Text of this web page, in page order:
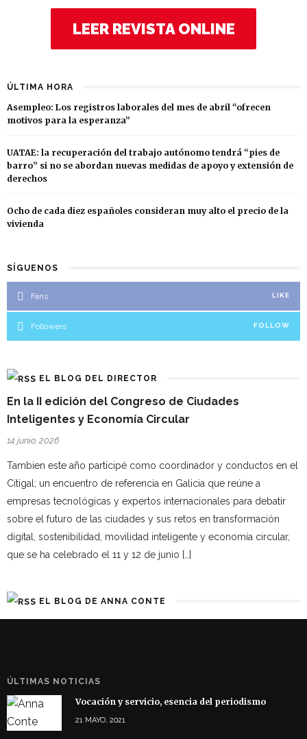
LEER REVISTA ONLINE
ÚLTIMA HORA
Asempleo: Los registros laborales del mes de abril “ofrecen
motivos para la esperanza”
UATAE: la recuperación del trabajo autónomo tendrá “pies de
barro” si no se abordan nuevas medidas de apoyo y extensión de
derechos
Ocho de cada diez españoles consideran muy alto el precio de la
vivienda
SÍGUENOS
Fans LIKE
Followers FOLLOW
EL BLOG DEL DIRECTOR
En la II edición del Congreso de Ciudades
Inteligentes y Economía Circular
14 junio, 2026
Tambien este año participé como coordinador y conductos en el
Citigal; un encuentro de referencia en Galicia que reúne a
empresas tecnológicas y expertos internacionales para debatir
sobre el futuro de las ciudades y sus retos en transformación
digital, sostenibilidad, movilidad inteligente y economía circular,
que se ha celebrado el 11 y 12 de junio […]
EL BLOG DE ANNA CONTE
ÚLTIMAS NOTICIAS
Vocación y servicio, esencia del periodismo
21 MAYO, 2021